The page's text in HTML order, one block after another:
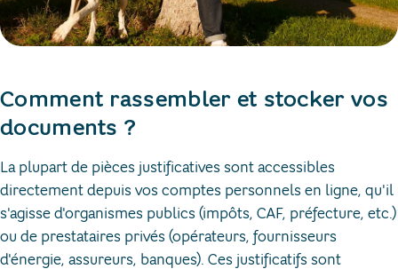
Comment rassembler et stocker vos
documents ?
La plupart de pièces justificatives sont accessibles
directement depuis vos comptes personnels en ligne, qu'il
s'agisse d'organismes publics (impôts, CAF, préfecture, etc.)
ou de prestataires privés (opérateurs, fournisseurs
d'énergie, assureurs, banques). Ces justificatifs sont